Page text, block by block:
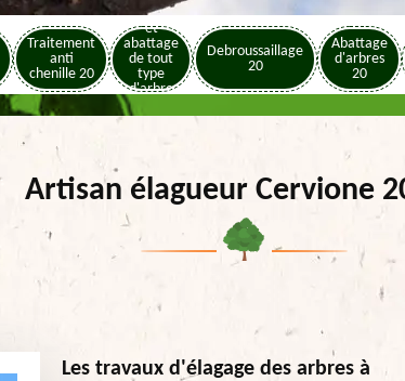
Traitement
anti
chenille 20
Elagage
et
abattage
de tout
type
d'arbre
Debroussaillage
20
Abattage
d'arbres
20
Artisan élagueur Cervione
Les travaux d'élagage des arbres à